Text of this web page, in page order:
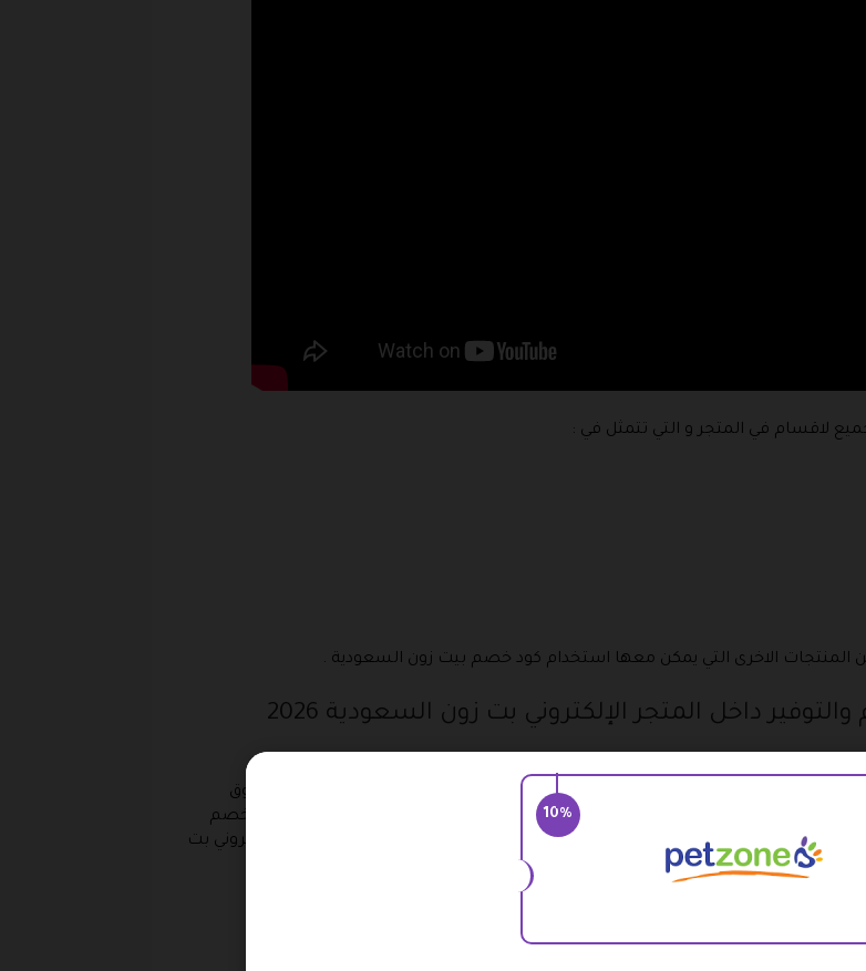
لاقسام في المتجر و التي تتمثل في :
المنتجات الاخرى التي يمكن معها استخدام كود خصم بيت زون السعودية .
ننشر أشهر وأحدث أكواد وكوبونات الخصم والتوفير داخل المتجر الإلكتروني بت زون السعودية 2026
يوفر أقوى فرصة مميزة للحصول على أعلى نسبة خصم مميزة عند الشراء والتسوق
يمكنكم استخدام كود خصم بت زون السعودية لأول طلب والحصول على الفور بنسبة خصم
اليوم قائمة توضح أشهر وأحدث أكواد وكوبونات الخصم والتوفير داخل المتجر الإلكتروني بت
10%